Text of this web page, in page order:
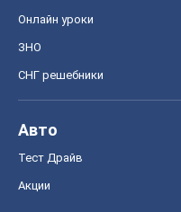
Онлайн уроки
ЗНО
СНГ решебники
Авто
Тест Драйв
Акции